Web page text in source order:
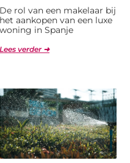
De rol van een makelaar bij
het aankopen van een luxe
woning in Spanje
Lees verder ➜